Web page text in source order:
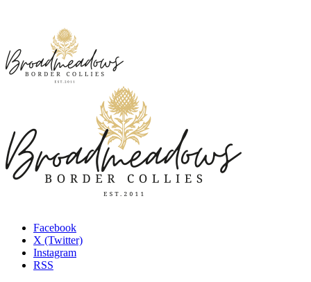
Facebook
X (Twitter)
Instagram
RSS